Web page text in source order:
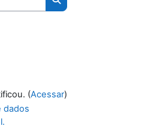
Buscar cursos
(Acessar)
dados